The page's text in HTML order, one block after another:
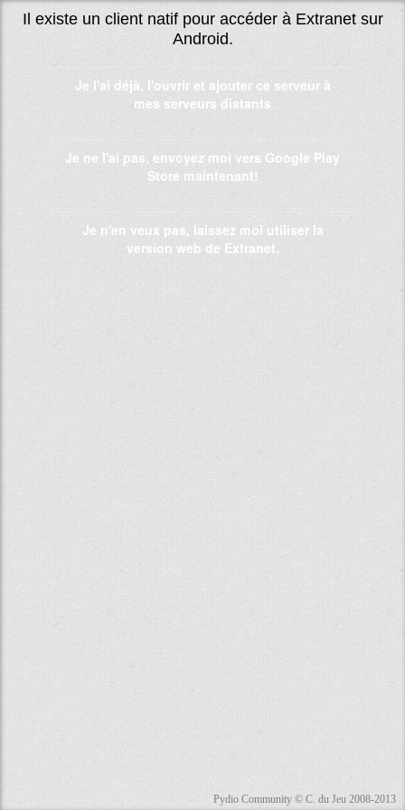
Il existe un client natif pour accéder à Extranet sur
Android.
Je l'ai déjà, l'ouvrir et ajouter ce serveur à
mes serveurs distants
Je ne l'ai pas, envoyez moi vers Google Play
Store maintenant!
Je n'en veux pas, laissez moi utiliser la
version web de Extranet.
Pydio Community © C. du Jeu 2008-2013